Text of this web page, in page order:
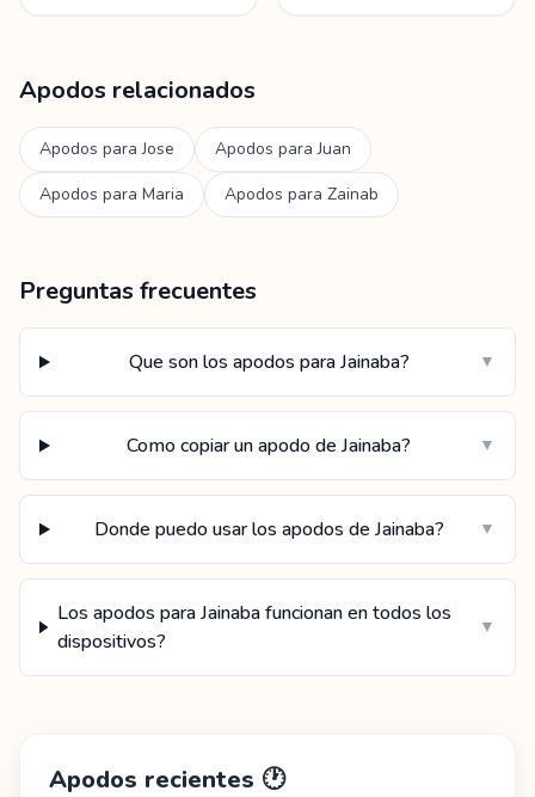
Apodos relacionados
Apodos paraJose Apodos paraJuan
Apodos para Maria Apodos para Zainab
Preguntas frecuentes
Que son los apodos para Jainaba? ▼
Como copiar un apodo de Jainaba? ▼
Donde puedo usar los apodos de Jainaba? ▼
Los apodos para Jainaba funcionan en todos los
dispositivos?
▼
Apodos recientes 🕐